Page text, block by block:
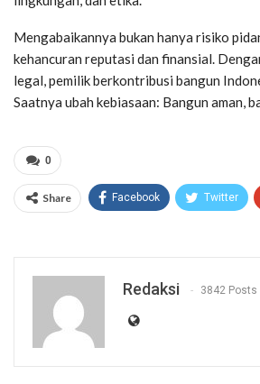
Mengabaikannya bukan hanya risiko
kehancuran reputasi dan finansial.
legal, pemilik berkontribusi bangun
Saatnya ubah kebiasaan: Bangun aman,
0
Share Facebook Twitter
Redaksi 3842 Posts